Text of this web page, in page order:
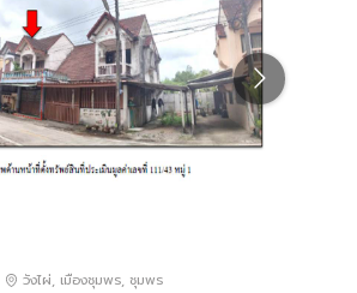
วังไผ่, เมืองชุมพร, ชุมพร